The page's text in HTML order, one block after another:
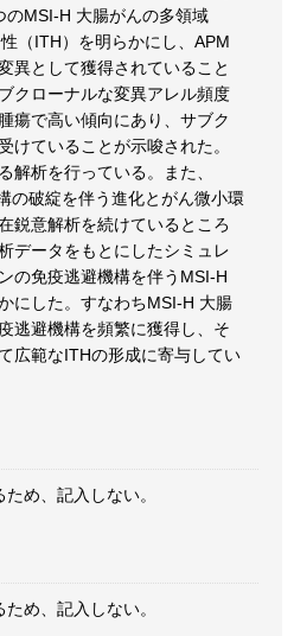
のMSI-H 大腸がんの多領域
（ITH）を明らかにし、APM
異として獲得されていること
クローナルな変異アレル頻度
瘍で高い傾向にあり、サブク
けていることが示唆された。
解析を行っている。また、
の破綻を伴う進化とがん微小環
鋭意解析を続けているところ
データをもとにしたシミュレ
の免疫逃避機構を伴うMSI-H
にした。すなわちMSI-H 大腸
逃避機構を頻繁に獲得し、そ
広範なITHの形成に寄与してい
め、記入しない。
め、記入しない。